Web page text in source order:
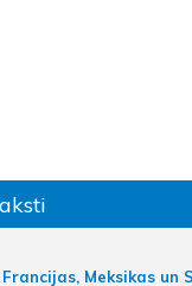
Francijas, Meksikas un